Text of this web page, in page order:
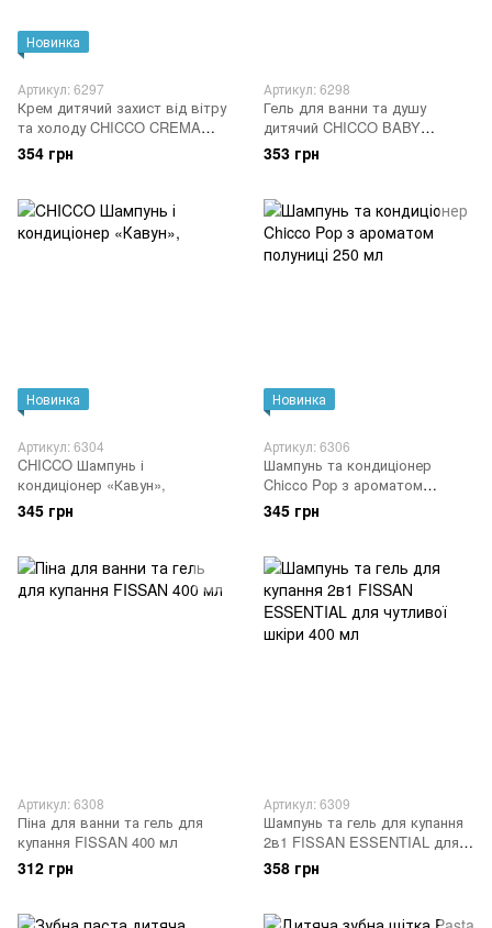
Новинка
Артикул: 6297
Крем дитячий захист від вітру
та холоду CHICCO CREMA
Freddo Vento 50 мл
354 грн
Артикул: 6298
Гель для ванни та душу
дитячий CHICCO BABY
MOMENTS Kids 500 мл
353 грн
Новинка
Артикул: 6304
CHICCO Шампунь і
кондиціонер «Кавун»,
345 грн
Новинка
Артикул: 6306
Шампунь та кондиціонер
Chicco Pop з ароматом
полуниці 250 мл
345 грн
Артикул: 6308
Піна для ванни та гель для
купання FISSAN 400 мл
312 грн
Артикул: 6309
Шампунь та гель для купання
2в1 FISSAN ESSENTIAL для
чутливої шкіри 400 мл
358 грн